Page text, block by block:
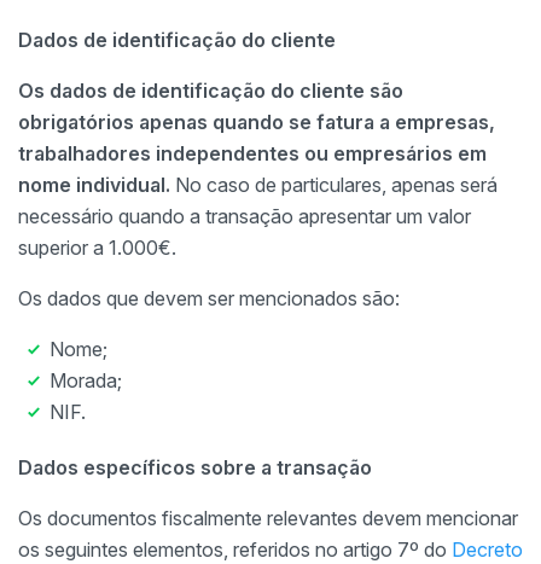
Dados de identificação do cliente
Os dados de identificação do cliente são
obrigatórios apenas quando se fatura a empresas,
trabalhadores independentes ou empresários em
nome individual. No caso de particulares, apenas será
necessário quando a transação apresentar um valor
superior a 1.000€.
Os dados que devem ser mencionados são:
Nome;
Morada;
NIF.
Dados específicos sobre a transação
Os documentos fiscalmente relevantes devem mencionar
os seguintes elementos, referidos no artigo 7º do Decreto